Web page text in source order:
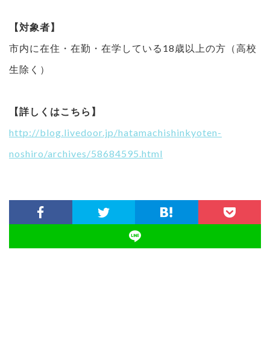
【対象者】
市内に在住・在勤・在学している18歳以上の方（高校
生除く）
【詳しくはこちら】
http://blog.livedoor.jp/hatamachishinkyoten-
noshiro/archives/58684595.html